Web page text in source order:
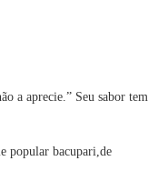
a aprecie.” Seu sabor tem
popular bacupari,de